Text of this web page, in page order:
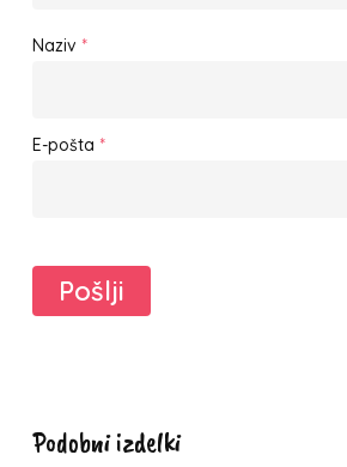
Naziv *
E-pošta *
Podobni izdelki